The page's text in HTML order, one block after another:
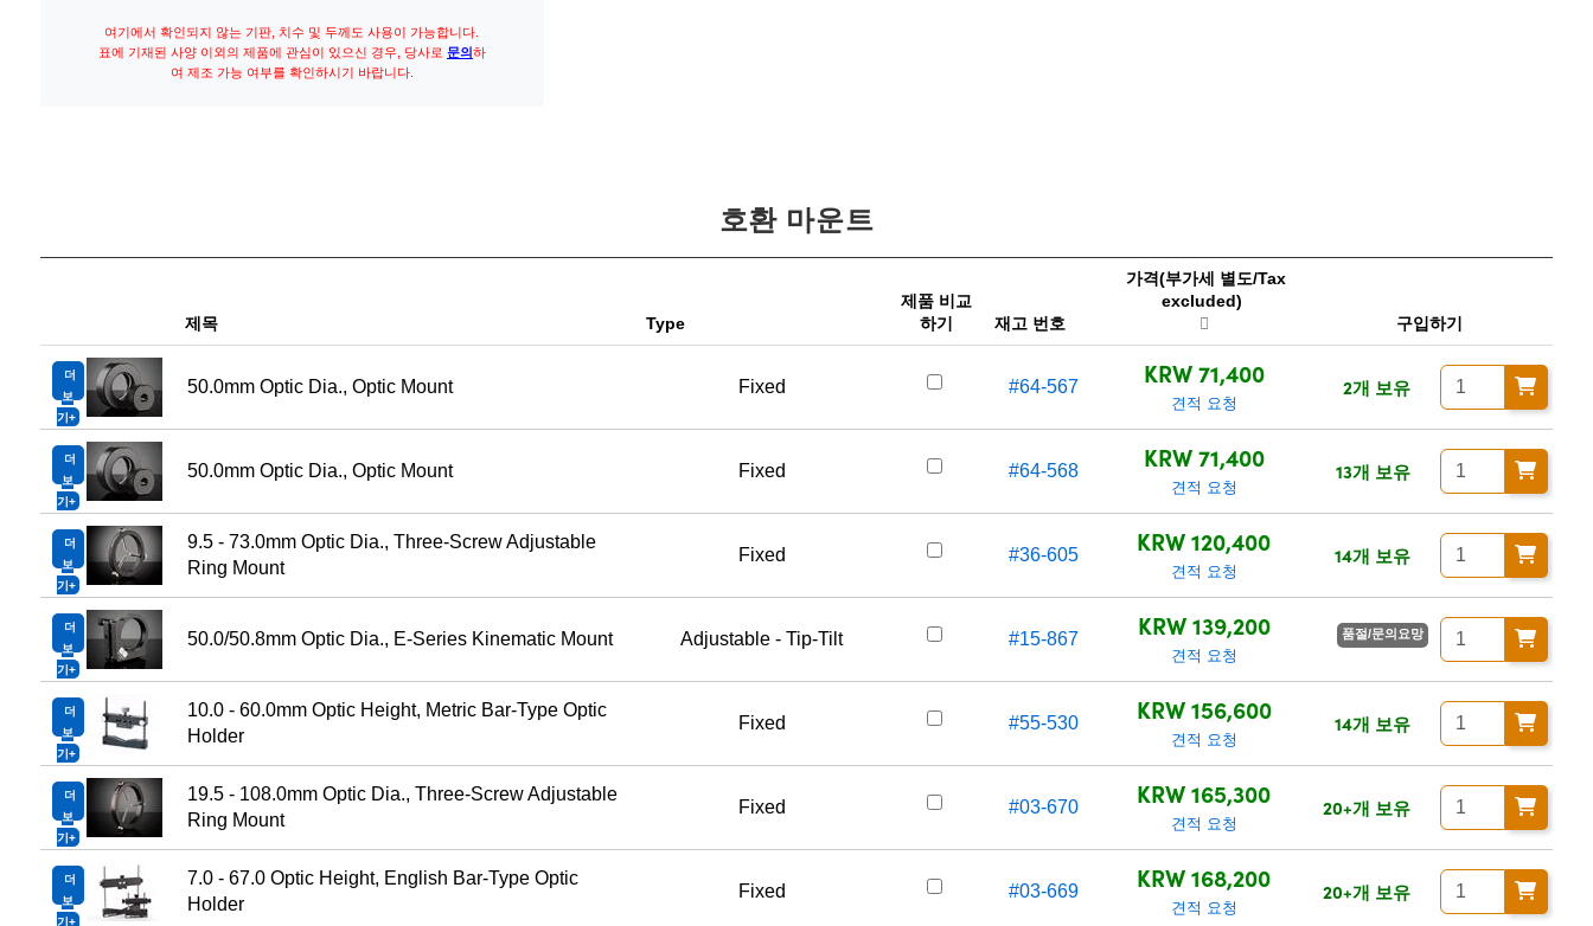
여기에서 확인되지 않는 기판, 치수 및 두께도 사용이 가능합니다.
표에 기재된 사양 이외의 제품에 관심이 있으신 경우, 당사로 문의하
여 제조 가능 여부를 확인하시기 바랍니다.
호환 마운트
제목 Type
제품 비교
하기
재고 번호
가격(부가세 별도/Tax
excluded)
구입하기
더
보
기
50.0mm Optic Dia., Optic Mount Fixed #64-567 KRW 71,400
견적 요청
2개 보유
더
보
기
50.0mm Optic Dia., Optic Mount Fixed #64-568 KRW 71,400
견적 요청
13개 보유
더
보
기
9.5 - 73.0mm Optic Dia., Three-Screw Adjustable
Ring Mount
Fixed #36-605 KRW 120,400
견적 요청
14개 보유
더
보
기
50.0/50.8mm Optic Dia., E-Series Kinematic Mount Adjustable - Tip-Tilt #15-867 KRW 139,200
견적 요청
품절/문의요망
더
보
기
10.0 - 60.0mm Optic Height, Metric Bar-Type Optic
Holder
Fixed #55-530 KRW 156,600
견적 요청
14개 보유
더
보
기
19.5 - 108.0mm Optic Dia., Three-Screw Adjustable
Ring Mount
Fixed #03-670 KRW 165,300
견적 요청
20+개 보유
더
보
기
7.0 - 67.0 Optic Height, English Bar-Type Optic
Holder
Fixed #03-669 KRW 168,200
견적 요청
20+개 보유